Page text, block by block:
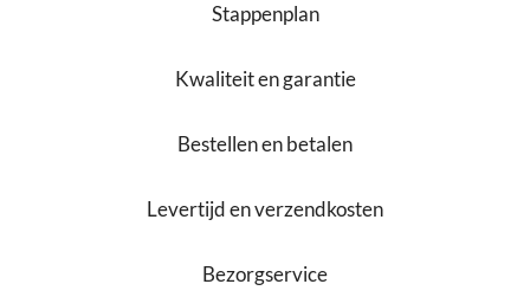
Stappenplan
Kwaliteit en garantie
Bestellen en betalen
Levertijd en verzendkosten
Bezorgservice